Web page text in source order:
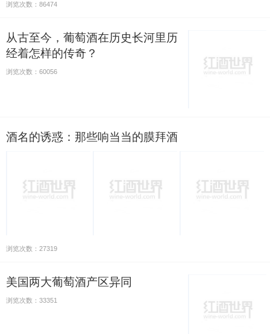
浏览次数：86474
从古至今，葡萄酒在历史长河里历
经着怎样的传奇？
浏览次数：60056
酒名的诱惑：那些响当当的膜拜酒
浏览次数：27319
美国两大葡萄酒产区异同
浏览次数：33351